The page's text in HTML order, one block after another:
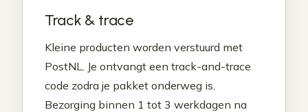
Track & trace
Kleine producten worden verstuurd met
PostNL. Je ontvangt een track-and-trace
code zodra je pakket onderweg is.
Bezorging binnen 1 tot 3 werkdagen na